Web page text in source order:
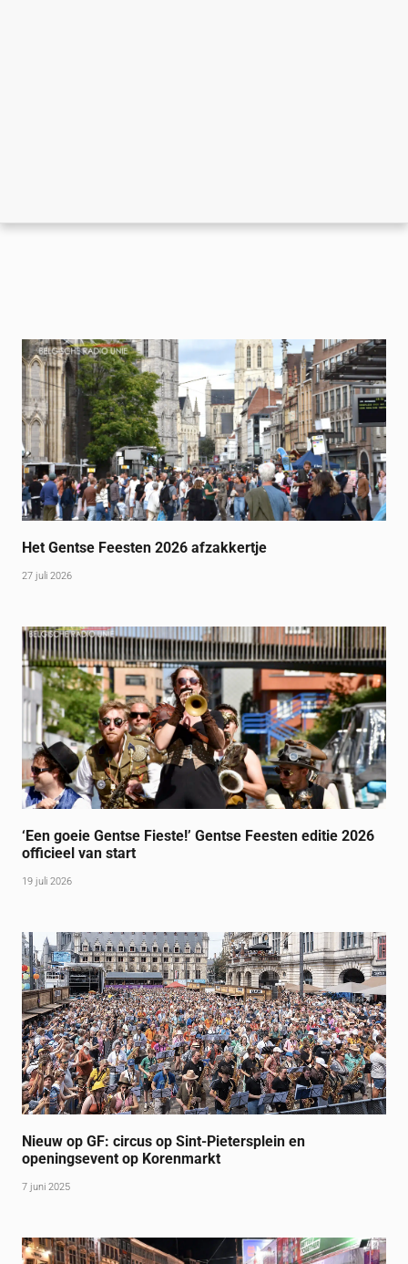
Het Gentse Feesten 2026 afzakkertje
27 juli 2026
‘Een goeie Gentse Fieste!’ Gentse Feesten editie 2026
officieel van start
19 juli 2026
Nieuw op GF: circus op Sint-Pietersplein en
openingsevent op Korenmarkt
7 juni 2025